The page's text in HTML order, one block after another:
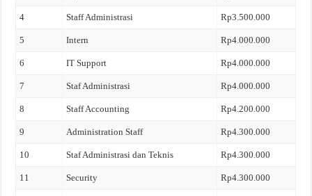
4 Staff Administrasi Rp3.500.000
5 Intern Rp4.000.000
6 IT Support Rp4.000.000
7 Staf Administrasi Rp4.000.000
8 Staff Accounting Rp4.200.000
9 Administration Staff Rp4.300.000
10 Staf Administrasi dan Teknis Rp4.300.000
11 Security Rp4.300.000